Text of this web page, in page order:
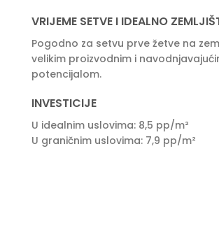
VRIJEME SETVE I IDEALNO
Pogodno za setvu prve žetve na
velikim proizvodnim i
potencijalom.
INVESTICIJE
U idealnim uslovima: 8,5 pp/m²
U graničnim uslovima: 7,9 pp/m²